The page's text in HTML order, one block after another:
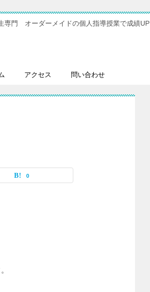
専門 オーダーメイドの個人指導授業で成績UP
アクセス 問い合わせ
0